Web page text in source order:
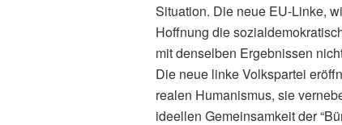
Situation. Die neue EU-Linke,
Hoffnung die
mit denselben Ergebnissen
Die neue linke Volkspartei
realen Humanismus, sie
ideellen Gemeinsamkeit der